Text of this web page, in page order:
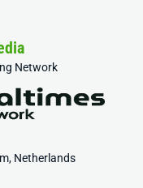
Network
Netherlands